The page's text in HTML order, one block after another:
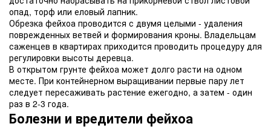
опад, торф или еловый лапник.
Обрезка фейхоа проводится с двумя целыми - удаления
поврежденных ветвей и формирования кроны. Владельцам
саженцев в квартирах приходится проводить процедуру для
регулировки высоты деревца.
В открытом грунте фейхоа может долго расти на одном
месте. При контейнерном выращивании первые пару лет
следует пересаживать растение ежегодно, а затем - один
раз в 2-3 года.
Болезни и вредители фейхоа